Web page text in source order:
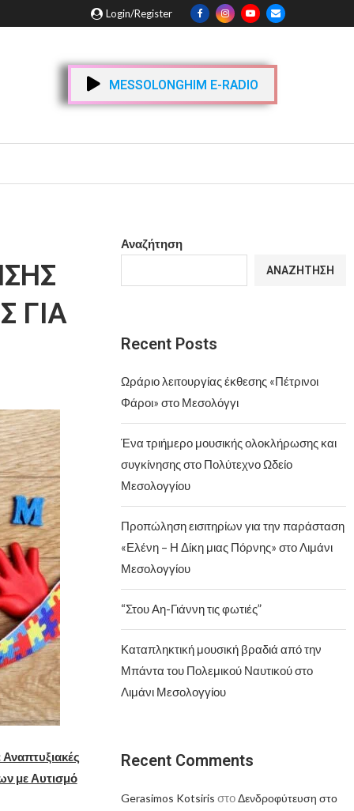
Login/Register
MESSOLONGHIM E-RADIO
ΓΙΑ
με Αυτισμό
Αναζήτηση
ΑΝΑΖΉΤΗΣΗ
Recent Posts
Ωράριο λειτουργίας έκθεσης «Πέτρινοι
Φάροι» στο Μεσολόγγι
Ένα τριήμερο μουσικής ολοκλήρωσης και
συγκίνησης στο Πολύτεχνο Ωδείο
Μεσολογγίου
Προπώληση εισιτηρίων για την παράσταση
«Ελένη – Η Δίκη μιας Πόρνης» στο Λιμάνι
Μεσολογγίου
“Στου Αη-Γιάννη τις φωτιές”
Καταπληκτική μουσική βραδιά από την
Μπάντα του Πολεμικού Ναυτικού στο
Λιμάνι Μεσολογγίου
Recent Comments
Gerasimos Kotsiris στοΔενδροφύτευση στο